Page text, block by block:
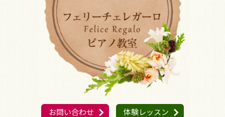
お問い合わせ 体験レッスン